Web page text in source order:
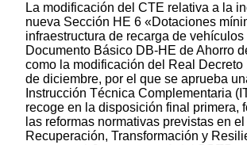
La modificación del CTE relativa a la
nueva Sección HE 6 «Dotaciones
infraestructura de recarga de vehículos
Documento Básico DB-HE de Ahorro
como la modificación del Real Decreto
de diciembre, por el que se aprueba
Instrucción Técnica Complementaria
recoge en la disposición final primera,
las reformas normativas previstas en
Recuperación, Transformación y